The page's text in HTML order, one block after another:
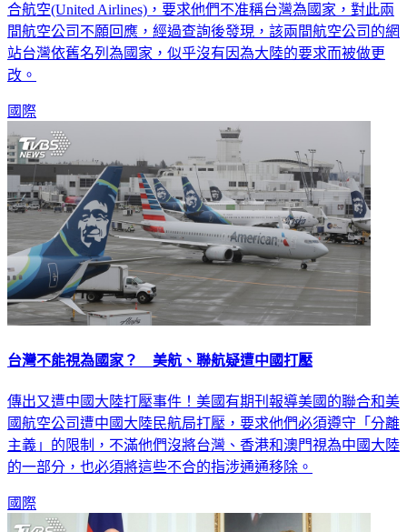
合航空(United Airlines)，要求他們不准稱台灣為國家，對此兩
間航空公司不願回應，經過查詢後發現，該兩間航空公司的網
站台灣依舊名列為國家，似乎沒有因為大陸的要求而被做更
改。
國際
台灣不能視為國家？ 美航、聯航疑遭中國打壓
傳出又遭中國大陸打壓事件！美國有期刊報導美國的聯合和美
國航空公司遭中國大陸民航局打壓，要求他們必須遵守「分離
主義」的限制，不滿他們沒將台灣、香港和澳門視為中國大陸
的一部分，也必須將這些不合的指涉通通移除。
國際